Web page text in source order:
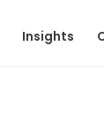
Insights